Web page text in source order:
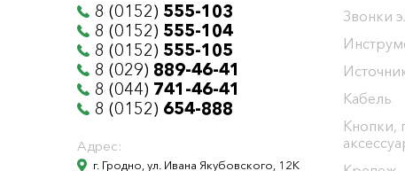
8 (0152) 555-103
8 (0152) 555-104
8 (0152) 555-105
8 (029) 889-46-41
8 (044) 741-46-41
8 (0152) 654-888
Адрес:
г. Гродно, ул. Ивана Якубовского, 12К
Звонки
Кабель
Кнопки,